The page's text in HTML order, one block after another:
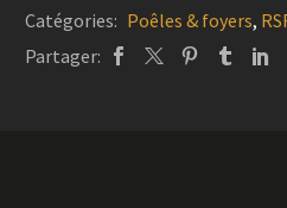
Catégories: Poêles & foyers,
Partager: